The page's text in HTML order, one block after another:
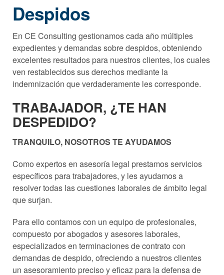
Despidos
En CE Consulting gestionamos cada año múltiples
expedientes y demandas sobre despidos, obteniendo
excelentes resultados para nuestros clientes, los cuales
ven restablecidos sus derechos mediante la
indemnización que verdaderamente les corresponde.
TRABAJADOR, ¿TE HAN
DESPEDIDO?
TRANQUILO, NOSOTROS TE AYUDAMOS
Como expertos en asesoría legal prestamos servicios
específicos para trabajadores, y les ayudamos a
resolver todas las cuestiones laborales de ámbito legal
que surjan.
Para ello contamos con un equipo de profesionales,
compuesto por abogados y asesores laborales,
especializados en terminaciones de contrato con
demandas de despido, ofreciendo a nuestros clientes
un asesoramiento preciso y eficaz para la defensa de